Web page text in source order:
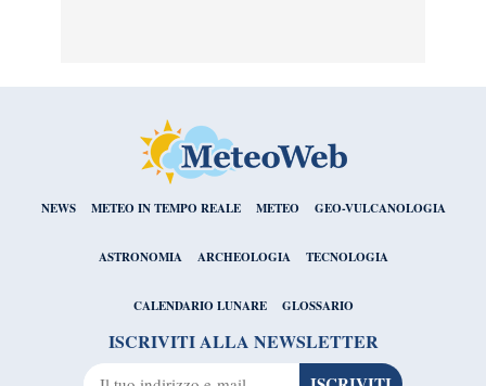
NEWS METEO IN TEMPO REALE METEO GEO-VULCANOLOGIA
ASTRONOMIA ARCHEOLOGIA TECNOLOGIA
CALENDARIO LUNARE GLOSSARIO
ISCRIVITI ALLA NEWSLETTER